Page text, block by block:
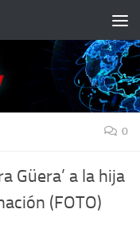
0
Güera’ a la hija
(FOTO)